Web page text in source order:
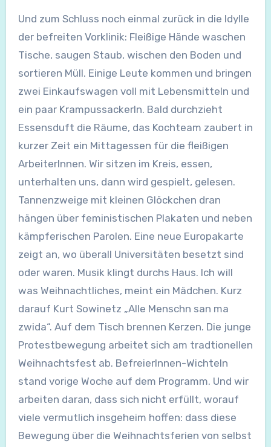
Und zum Schluss noch einmal zurück in die Idylle
der befreiten Vorklinik: Fleißige Hände waschen
Tische, saugen Staub, wischen den Boden und
sortieren Müll. Einige Leute kommen und bringen
zwei Einkaufswagen voll mit Lebensmitteln und
ein paar Krampussackerln. Bald durchzieht
Essensduft die Räume, das Kochteam zaubert in
kurzer Zeit ein Mittagessen für die fleißigen
ArbeiterInnen. Wir sitzen im Kreis, essen,
unterhalten uns, dann wird gespielt, gelesen.
Tannenzweige mit kleinen Glöckchen dran
hängen über feministischen Plakaten und neben
kämpferischen Parolen. Eine neue Europakarte
zeigt an, wo überall Universitäten besetzt sind
oder waren. Musik klingt durchs Haus. Ich will
was Weihnachtliches, meint ein Mädchen. Kurz
darauf Kurt Sowinetz „Alle Menschn san ma
zwida“. Auf dem Tisch brennen Kerzen. Die junge
Protestbewegung arbeitet sich am tradtionellen
Weihnachtsfest ab. BefreierInnen-Wichteln
stand vorige Woche auf dem Programm. Und wir
arbeiten daran, dass sich nicht erfüllt, worauf
viele vermutlich insgeheim hoffen: dass diese
Bewegung über die Weihnachtsferien von selbst